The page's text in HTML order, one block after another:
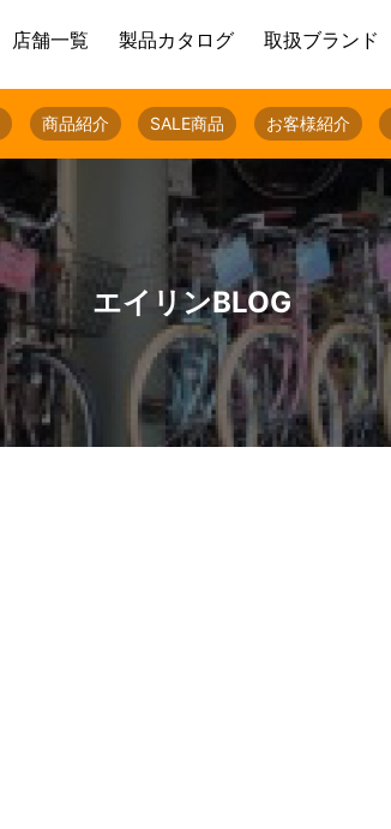
店舗一覧 製品カタログ 取扱ブランド
商品紹介 SALE商品 お客様紹介
エイリンBLOG